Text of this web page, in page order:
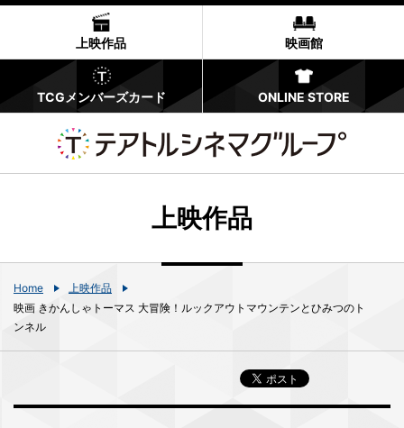
上映作品 映画館
TCGメンバーズカード ONLINE STORE
上映作品
Home
上映作品
映画 きかんしゃトーマス 大冒険！ルックアウトマウンテンとひみつのト
ンネル